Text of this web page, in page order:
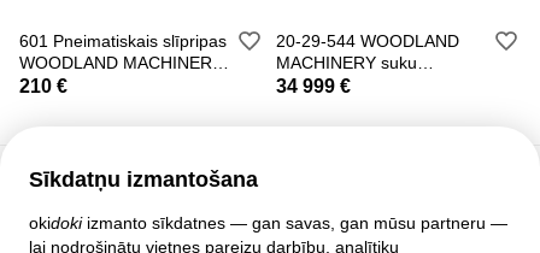
601 Pneimatiskais slīpripas
WOODLAND MACHINERY
(jauns)
210 €
20-29-544 WOODLAND
MACHINERY suku
slīpēšanas mašīna (jauna)
34 999 €
Sīkdatņu izmantošana
okidokiizmanto sīkdatnes — gan savas, gan mūsu partneru —
lai nodrošinātu vietnes pareizu darbību, analītiku
Klientu atbalsts
Palīdzība